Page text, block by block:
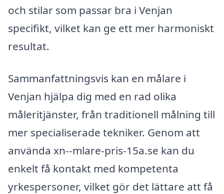
och stilar som passar bra i Venjan
specifikt, vilket kan ge ett mer harmoniskt
resultat.
Sammanfattningsvis kan en målare i
Venjan hjälpa dig med en rad olika
måleritjänster, från traditionell målning till
mer specialiserade tekniker. Genom att
använda xn--mlare-pris-15a.se kan du
enkelt få kontakt med kompetenta
yrkespersoner, vilket gör det lättare att få